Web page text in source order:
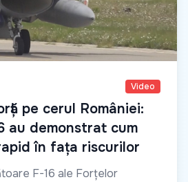
Video
pe cerul României:
au demonstrat cum
în fața riscurilor
F-16 ale Forțelor